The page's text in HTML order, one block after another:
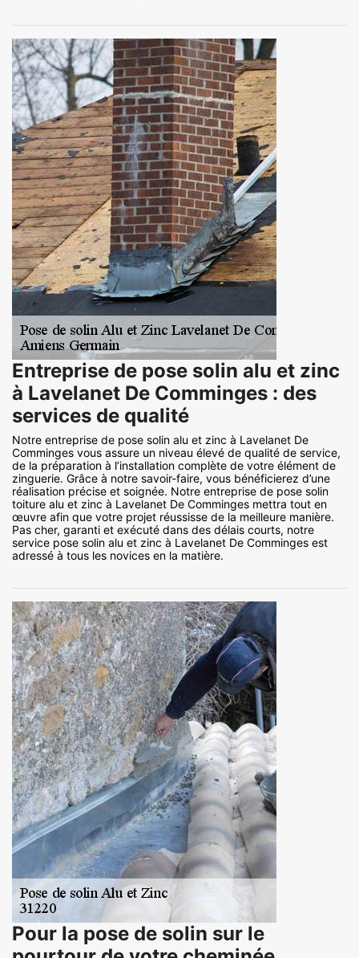
Entreprise de pose solin alu et zinc
à Lavelanet De Comminges : des
services de qualité
Notre entreprise de pose solin alu et zinc à Lavelanet De
Comminges vous assure un niveau élevé de qualité de service,
de la préparation à l’installation complète de votre élément de
zinguerie. Grâce à notre savoir-faire, vous bénéficierez d’une
réalisation précise et soignée. Notre entreprise de pose solin
toiture alu et zinc à Lavelanet De Comminges mettra tout en
œuvre afin que votre projet réussisse de la meilleure manière.
Pas cher, garanti et exécuté dans des délais courts, notre
service pose solin alu et zinc à Lavelanet De Comminges est
adressé à tous les novices en la matière.
Pour la pose de solin sur le